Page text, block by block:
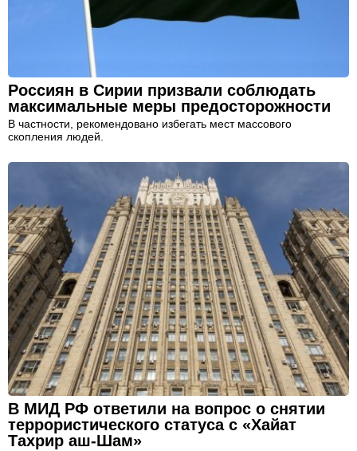
Россиян в Сирии призвали соблюдать
максимальные меры предосторожности
В частности, рекомендовано избегать мест массового
скопления людей.
В МИД РФ ответили на вопрос о снятии
террористического статуса с «Хайат
Тахрир аш-Шам»